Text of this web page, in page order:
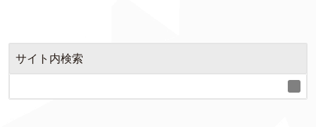
サイト内検索